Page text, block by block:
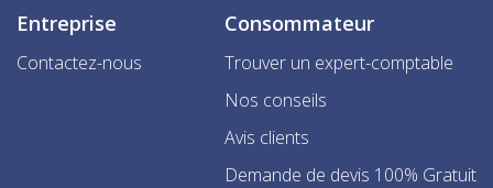
Entreprise
Contactez-nous
Consommateur
Trouver un expert-comptable
Nos conseils
Avis clients
Demande de devis 100% Gratuit